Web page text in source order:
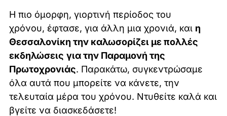
Η πιο όμορφη, γιορτινή περίοδος του
χρόνου, έφτασε, για άλλη μια χρονιά, και η
Θεσσαλονίκη την καλωσορίζει με πολλές
εκδηλώσεις για την Παραμονή της
Πρωτοχρονιάς. Παρακάτω, συγκεντρώσαμε
όλα αυτά που μπορείτε να κάνετε, την
τελευταία μέρα του χρόνου. Ντυθείτε καλά και
βγείτε να διασκεδάσετε!